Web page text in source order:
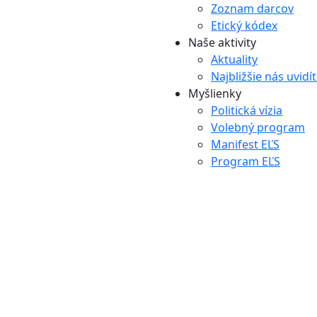
Zoznam darcov
Etický kódex
Naše aktivity
Aktuality
Najbližšie nás
Myšlienky
Politická vízia
Volebný program
Manifest EĽS
Program EĽS